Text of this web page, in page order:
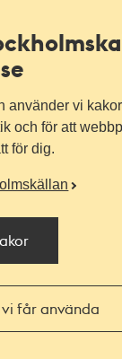
använder vi
och för att
för dig.
får använda